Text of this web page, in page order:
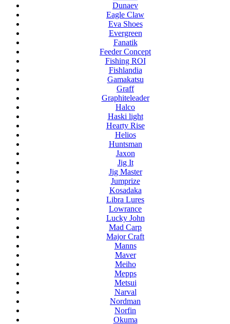
Dunaev
Eagle Claw
Eva Shoes
Evergreen
Fanatik
Feeder Concept
Fishing ROI
Fishlandia
Gamakatsu
Graff
Graphiteleader
Halco
Haski light
Hearty Rise
Helios
Huntsman
Jaxon
Jig It
Jig Master
Jumprize
Kosadaka
Libra Lures
Lowrance
Lucky John
Mad Carp
Major Craft
Manns
Maver
Meiho
Mepps
Metsui
Narval
Nordman
Norfin
Okuma